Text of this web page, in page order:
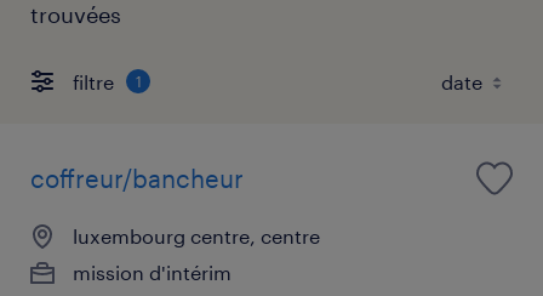
trouvées
filtre 1
coffreur/bancheur
luxembourg centre, centre
mission d'intérim